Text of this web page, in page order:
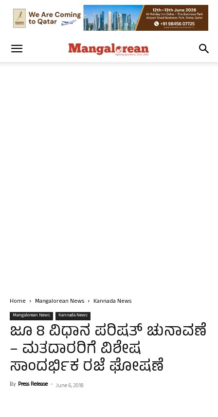
Home Mangalorean News Kannada News
Mangalorean News Kannada News
ಜೂ 8 ವಿಧಾನ ಪರಿಷತ್ ಚುನಾವಣೆ
– ಮತದಾರರಿಗೆ ವಿಶೇಷ
ಸಾಂದರ್ಭಿಕ ರಜೆ ಘೋಷಣೆ
By Press Release - June 6, 2018